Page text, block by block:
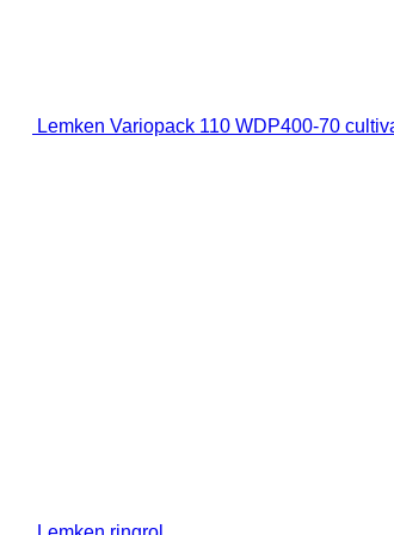
Lemken Variopack 110 WDP400-70